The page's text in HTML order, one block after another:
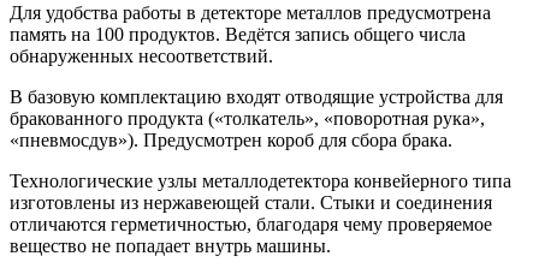
Для удобства работы в детекторе металлов предусмотрена
память на 100 продуктов. Ведётся запись общего числа
обнаруженных несоответствий.
В базовую комплектацию входят отводящие устройства для
бракованного продукта («толкатель», «поворотная рука»,
«пневмосдув»). Предусмотрен короб для сбора брака.
Технологические узлы металлодетектора конвейерного типа
изготовлены из нержавеющей стали. Стыки и соединения
отличаются герметичностью, благодаря чему проверяемое
вещество не попадает внутрь машины.